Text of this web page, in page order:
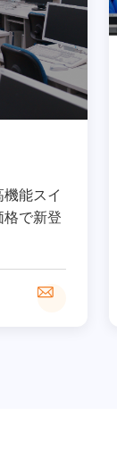
能スイ
格で新登